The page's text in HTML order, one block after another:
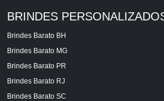
BRINDES
Brindes Barato BH
Brindes Barato MG
Brindes Barato PR
Brindes Barato RJ
Brindes Barato SC